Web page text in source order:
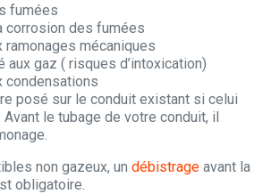
fumées
corrosion des fumées
ramonages mécaniques
aux gaz ( risques d’intoxication)
condensations
posé sur le conduit existant si celui
le tubage de votre conduit, il
non gazeux, undébistrage avant la
obligatoire.